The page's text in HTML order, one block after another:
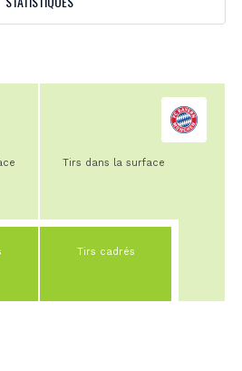
Tirs dans la surface
Tirs cadrés